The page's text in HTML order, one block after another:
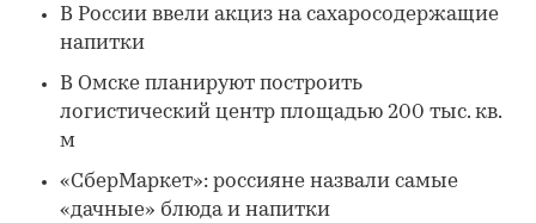
В России ввели акциз на сахаросодержащие
напитки
В Омске планируют построить
логистический центр площадью 200 тыс. кв.
м
«СберМаркет»: россияне назвали самые
«дачные» блюда и напитки